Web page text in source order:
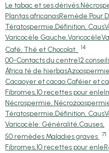
Le tabac et ses dérivés.
Plantas africanasRemède Pour
Tératospermie,Définition, Caus
Varicocèle Gauche,Varicocèle
Café, Thé et Chocolat.
14
00-Contacts du centre12
África té de hierbas
Cacaoyer et cacao.Caféier et
Fibromes,10 recettes pour enle
Nécrospermie,
Tératospermie,Définition, Caus
Varicocèle: Généralité,Causes,
50 remèdes Maladies graves 71
Fibromes,10 recettes pour enle